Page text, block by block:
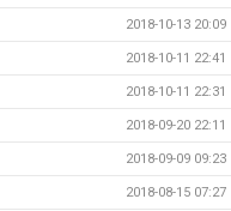
2018-10-13 20:09
2018-10-11 22:41
2018-10-11 22:31
2018-09-20 22:11
2018-09-09 09:23
2018-08-15 07:27